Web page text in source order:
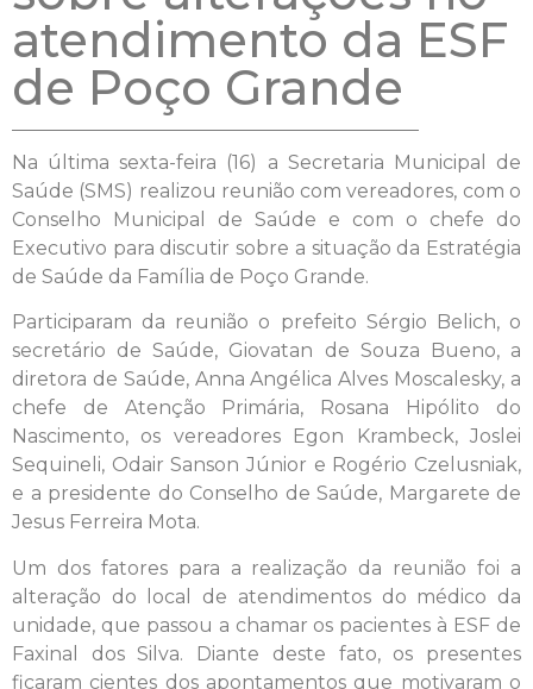
atendimento da ESF
de Poço Grande
Na última sexta-feira (16) a Secretaria Municipal de
Saúde (SMS) realizou reunião com vereadores, com o
Conselho Municipal de Saúde e com o chefe do
Executivo para discutir sobre a situação da Estratégia
de Saúde da Família de Poço Grande.
Participaram da reunião o prefeito Sérgio Belich, o
secretário de Saúde, Giovatan de Souza Bueno, a
diretora de Saúde, Anna Angélica Alves Moscalesky, a
chefe de Atenção Primária, Rosana Hipólito do
Nascimento, os vereadores Egon Krambeck, Joslei
Sequineli, Odair Sanson Júnior e Rogério Czelusniak,
e a presidente do Conselho de Saúde, Margarete de
Jesus Ferreira Mota.
Um dos fatores para a realização da reunião foi a
alteração do local de atendimentos do médico da
unidade, que passou a chamar os pacientes à ESF de
Faxinal dos Silva. Diante deste fato, os presentes
ficaram cientes dos apontamentos que motivaram o